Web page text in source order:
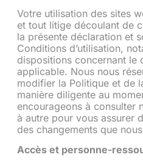
Votre utilisation des sites
et tout litige découlant de
la présente déclaration et
Conditions d’utilisation,
dispositions concernant le
applicable. Nous nous
modifier la Politique et de
manière diligente au
encourageons à consulter
à autre pour vous assurer
des changements que
Accès et personne-